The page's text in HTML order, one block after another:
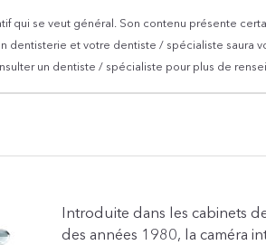
qui se veut général. Son contenu présente
et votre dentiste / spécialiste saura
un dentiste / spécialiste pour plus de
Introduite dans les cabinets
des années 1980, la caméra